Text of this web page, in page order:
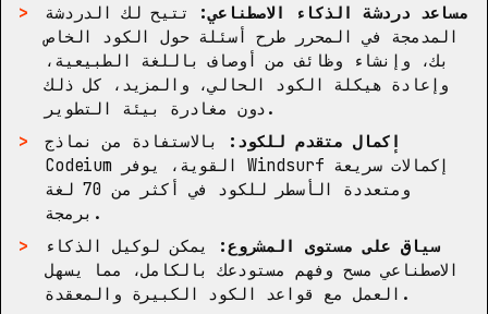
مساعد دردشة الذكاء الاصطناعي:
تتيح لك الدردشة
المدمجة في المحرر طرح أسئلة حول الكود الخاص
بك، وإنشاء وظائف من أوصاف باللغة الطبيعية،
وإعادة هيكلة الكود الحالي، والمزيد، كل ذلك
دون مغادرة بيئة التطوير.
إكمال متقدم للكود:
بالاستفادة من نماذج
Codeium القوية، يوفر Windsurf إكمالات سريعة
ومتعددة الأسطر للكود في أكثر من 70 لغة
برمجة.
سياق على مستوى المشروع:
يمكن لوكيل الذكاء
الاصطناعي مسح وفهم مستودعك بالكامل، مما يسهل
العمل مع قواعد الكود الكبيرة والمعقدة.